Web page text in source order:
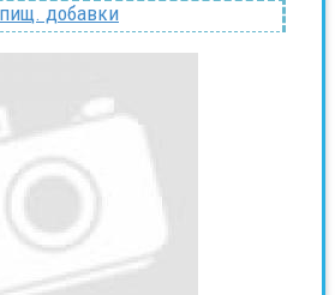
добавки